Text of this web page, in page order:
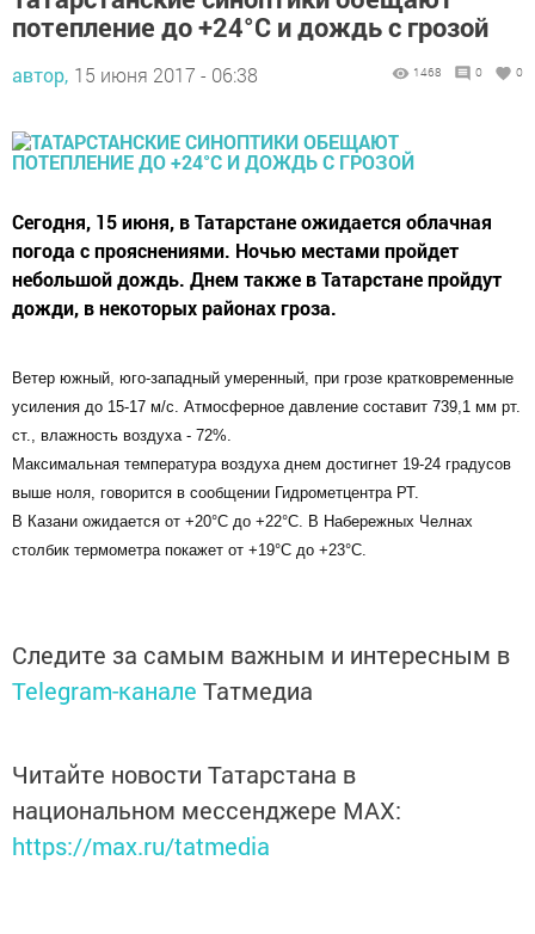
потепление до +24°С и дождь с грозой
автор, 15 июня 2017 - 06:38 1468 0 0
Сегодня, 15 июня, в Татарстане ожидается облачная
погода с прояснениями. Ночью местами пройдет
небольшой дождь. Днем также в Татарстане пройдут
дожди, в некоторых районах гроза.
Ветер южный, юго-западный умеренный, при грозе кратковременные
усиления до 15-17 м/с. Атмосферное давление составит 739,1 мм рт.
ст., влажность воздуха - 72%.
Максимальная температура воздуха днем достигнет 19-24 градусов
выше ноля, говорится в сообщении Гидрометцентра РТ.
В Казани ожидается от +20°С до +22°С. В Набережных Челнах
столбик термометра покажет от +19°С до +23°С.
Следите за самым важным и интересным в
Telegram-канале Татмедиа
Читайте новости Татарстана в
национальном мессенджере MАХ:
https://max.ru/tatmedia